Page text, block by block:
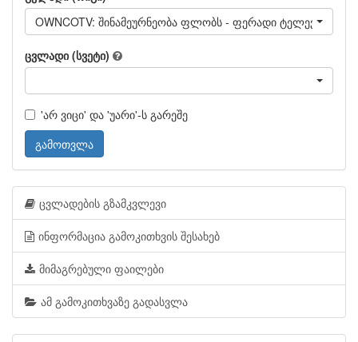
OWNCOTV: შინამეურნეობა ფლობს - ფერადი ტელევიზორი
ცვლადი (სვეტი)
'არ ვიცი' და 'უარი'-ს გარეშე
გამოთვლა
ცვლადების გზამკვლევი
ინფორმაცია გამოკითხვის შესახებ
მიმაგრებული ფაილები
ამ გამოკითხვაზე გადასვლა